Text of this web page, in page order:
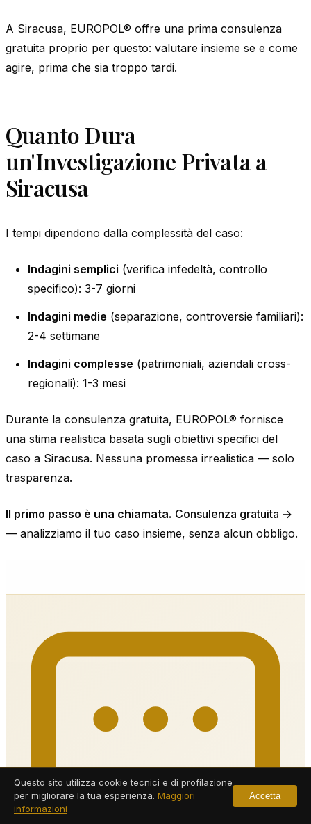
A Siracusa, EUROPOL® offre una prima consulenza
gratuita proprio per questo: valutare insieme se e come
agire, prima che sia troppo tardi.
Quanto Dura
un'Investigazione Privata a
Siracusa
I tempi dipendono dalla complessità del caso:
Indagini semplici (verifica infedeltà, controllo
specifico): 3-7 giorni
Indagini medie (separazione, controversie familiari):
2-4 settimane
Indagini complesse (patrimoniali, aziendali cross-
regionali): 1-3 mesi
Durante la consulenza gratuita, EUROPOL® fornisce
una stima realistica basata sugli obiettivi specifici del
caso a Siracusa. Nessuna promessa irrealistica — solo
trasparenza.
Il primo passo è una chiamata. Consulenza gratuita →
— analizziamo il tuo caso insieme, senza alcun obbligo.
Questo sito utilizza cookie tecnici e di profilazione
per migliorare la tua esperienza. Maggiori
informazioni
Accetta